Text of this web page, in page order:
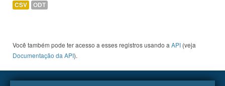
CSV ODT
Você também pode ter acesso a esses registros usando a API (veja
Documentação da API).